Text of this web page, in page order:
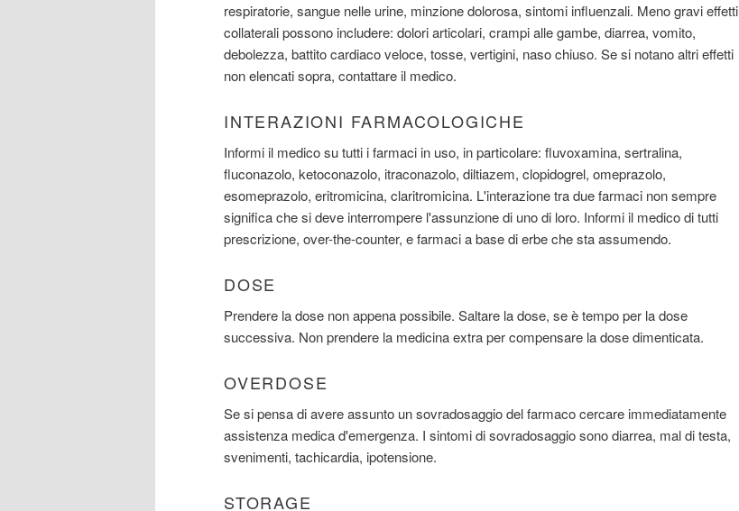
respiratorie, sangue nelle urine, minzione dolorosa, sintomi influenzali. Meno gravi effetti
collaterali possono includere: dolori articolari, crampi alle gambe, diarrea, vomito,
debolezza, battito cardiaco veloce, tosse, vertigini, naso chiuso. Se si notano altri effetti
non elencati sopra, contattare il medico.
INTERAZIONI FARMACOLOGICHE
Informi il medico su tutti i farmaci in uso, in particolare: fluvoxamina, sertralina,
fluconazolo, ketoconazolo, itraconazolo, diltiazem, clopidogrel, omeprazolo,
esomeprazolo, eritromicina, claritromicina. L'interazione tra due farmaci non sempre
significa che si deve interrompere l'assunzione di uno di loro. Informi il medico di tutti
prescrizione, over-the-counter, e farmaci a base di erbe che sta assumendo.
DOSE
Prendere la dose non appena possibile. Saltare la dose, se è tempo per la dose
successiva. Non prendere la medicina extra per compensare la dose dimenticata.
OVERDOSE
Se si pensa di avere assunto un sovradosaggio del farmaco cercare immediatamente
assistenza medica d'emergenza. I sintomi di sovradosaggio sono diarrea, mal di testa,
svenimenti, tachicardia, ipotensione.
STORAGE